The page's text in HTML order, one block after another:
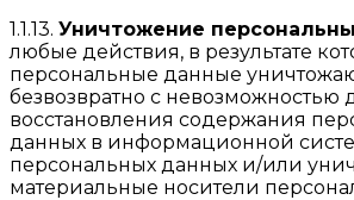
1.1.13. Уничтожение
любые действия, в результате
персональные данные
безвозвратно с невозможностью
восстановления содержания
данных в информационной
персональных данных и/или
материальные носители